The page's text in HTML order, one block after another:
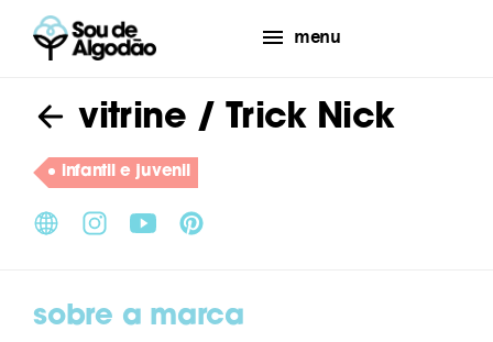
menu
vitrine/ Trick Nick
infantil e juvenil
sobre a marca